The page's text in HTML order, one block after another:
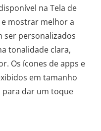
na Tela de
mostrar melhor a
ser personalizados
tonalidade clara,
Os ícones de apps e
em tamanho
para dar um toque